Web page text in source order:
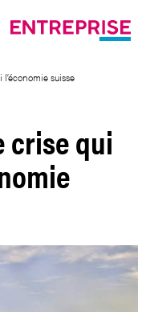
suisse
crise qui